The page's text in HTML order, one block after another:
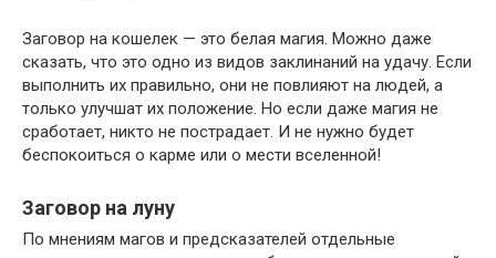
Заговор на кошелек — это белая магия. Можно даже
сказать, что это одно из видов заклинаний на удачу. Если
выполнить их правильно, они не повлияют на людей, а
только улучшат их положение. Но если даже магия не
сработает, никто не пострадает. И не нужно будет
беспокоиться о карме или о мести вселенной!
Заговор на луну
По мнениям магов и предсказателей отдельные